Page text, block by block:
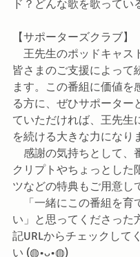
ド？どんな歌を歌ってい
【サポーターズクラブ】
王先生のポッドキャス
皆さまのご支援によって
ます。この番組に価値を
る方に、ぜひサポーター
ていただければ、王先生
を続ける大きな力になり
感謝の気持ちとして、
クリプトやちょっとした
ツなどの特典もご用意し
「一緒にこの番組を育
い」と思ってくださった
記URLからチェックして
い (◍•ᴗ•◍)ゝ